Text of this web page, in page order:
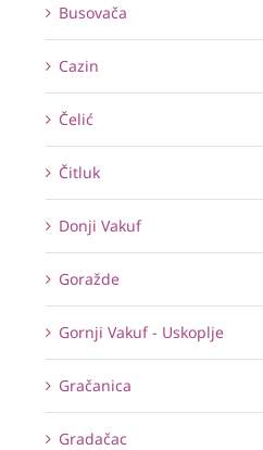
Busovača
Cazin
Čelić
Čitluk
Donji Vakuf
Goražde
Gornji Vakuf - Uskoplje
Gračanica
Gradačac